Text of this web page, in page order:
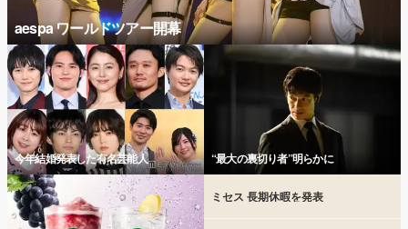
aespa ワールドツアー開幕
今年結婚発表した有名芸能人 “最大の裏切り者”明らかに
ミセス 長期休暇を発表